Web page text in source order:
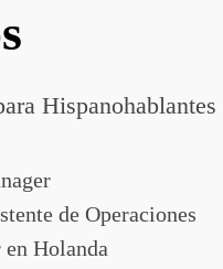
Hispanohablantes
de Operaciones
Holanda